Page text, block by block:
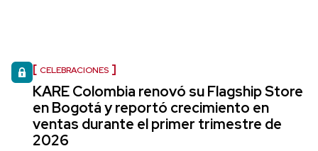
CELEBRACIONES
KARE Colombia renovó su Flagship Store
en Bogotá y reportó crecimiento en
ventas durante el primer trimestre de
2026